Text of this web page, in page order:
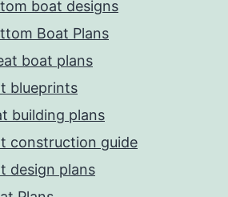
boat designs
Boat Plans
boat plans
blueprints
building plans
construction guide
design plans